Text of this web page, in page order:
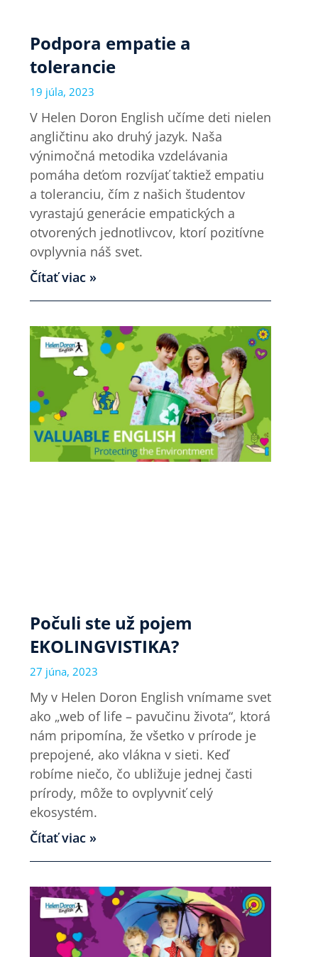
Podpora empatie a
tolerancie
19 júla, 2023
V Helen Doron English učíme deti nielen
angličtinu ako druhý jazyk. Naša
výnimočná metodika vzdelávania
pomáha deťom rozvíjať taktiež empatiu
a toleranciu, čím z našich študentov
vyrastajú generácie empatických a
otvorených jednotlivcov, ktorí pozitívne
ovplyvnia náš svet.
Čítať viac »
Počuli ste už pojem
EKOLINGVISTIKA?
27 júna, 2023
My v Helen Doron English vnímame svet
ako „web of life – pavučinu života“, ktorá
nám pripomína, že všetko v prírode je
prepojené, ako vlákna v sieti. Keď
robíme niečo, čo ubližuje jednej časti
prírody, môže to ovplyvniť celý
ekosystém.
Čítať viac »